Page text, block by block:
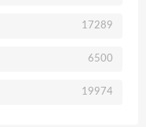
17289
6500
19974